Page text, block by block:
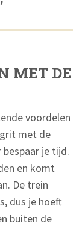
MET DE
voordelen
met de
je tijd.
en komt
De trein
dus je hoeft
buiten de